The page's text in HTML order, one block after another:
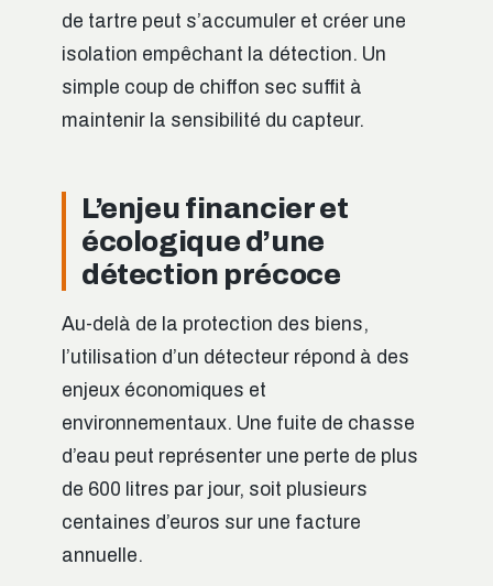
de tartre peut s’accumuler et créer une
isolation empêchant la détection. Un
simple coup de chiffon sec suffit à
maintenir la sensibilité du capteur.
L’enjeu financier et
écologique d’une
détection précoce
Au-delà de la protection des biens,
l’utilisation d’un détecteur répond à des
enjeux économiques et
environnementaux. Une fuite de chasse
d’eau peut représenter une perte de plus
de 600 litres par jour, soit plusieurs
centaines d’euros sur une facture
annuelle.